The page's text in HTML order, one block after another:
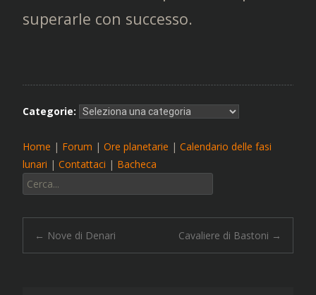
superarle con successo.
Categorie:
Home | Forum | Ore planetarie | Calendario delle fasi
lunari | Contattaci | Bacheca
Cerca:
Navigazione
← Nove di Denari Cavaliere di Bastoni →